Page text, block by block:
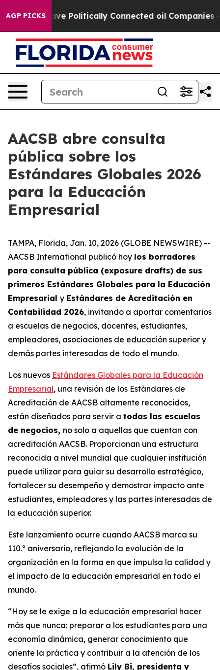
AGP PICKS
Gave Politically Connected oil Companies —
AACSB abre consulta
pública sobre los
Estándares Globales 2026
para la Educación
Empresarial
TAMPA, Florida, Jan. 10, 2026 (GLOBE NEWSWIRE) --
AACSB International publicó hoy los borradores
para consulta pública (exposure drafts) de sus
primeros Estándares Globales para la Educación
Empresarial y Estándares de Acreditación en
Contabilidad 2026, invitando a aportar comentarios
a escuelas de negocios, docentes, estudiantes,
empleadores, asociaciones de educación superior y
demás partes interesadas de todo el mundo.
Los nuevos Estándares Globales para la Educación
Empresarial, una revisión de los Estándares de
Acreditación de AACSB altamente reconocidos,
están diseñados para servir a todas las escuelas
de negocios, no solo a aquellas que cuentan con
acreditación AACSB. Proporcionan una estructura
reconocida a nivel mundial que cualquier institución
puede utilizar para guiar su desarrollo estratégico,
fortalecer su desempeño y demostrar impacto ante
estudiantes, empleadores y las partes interesadas de
la educación superior.
Este lanzamiento ocurre cuando AACSB marca su
110.º aniversario, reflejando la evolución de la
organización en la forma en que impulsa la calidad y
el impacto de la educación empresarial en todo el
mundo.
“Hoy se le exige a la educación empresarial hacer
más que nunca: preparar a los estudiantes para una
economía dinámica, generar conocimiento que
oriente la práctica y contribuir a la atención de los
desafíos sociales”, afirmó Lily Bi, presidenta y